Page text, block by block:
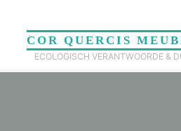
content
COR QUERCIS
ECOLOGISCH VERANTWOORDE &